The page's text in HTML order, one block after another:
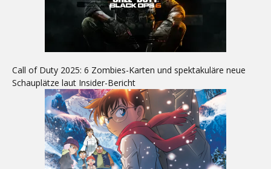
Call of Duty 2025: 6 Zombies-Karten und spektakuläre neue
Schauplätze laut Insider-Bericht